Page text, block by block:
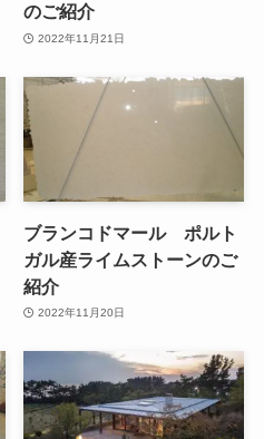
のご紹介
2022年11月21日
ブランコドマール ポルト
ガル産ライムストーンのご
紹介
2022年11月20日